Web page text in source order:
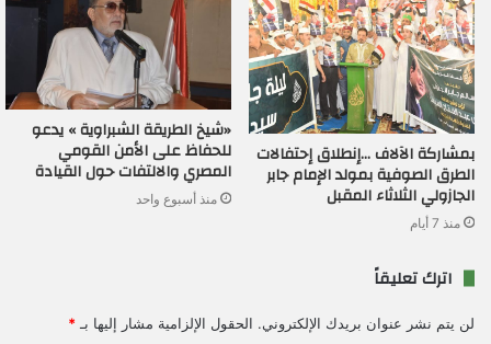
بمشاركة الآلاف …إنطلاق إحتفالات
الطرق الصوفية بمولد الإمام جابر
الجازولي الثلاثاء المقبل
منذ 7 أيام
«شيخ الطريقة الشبراوية » يدعو
للحفاظ على الأمن القومي
المصري والالتفات حول القيادة
منذ أسبوع واحد
اترك تعليقاً
لن يتم نشر عنوان بريدك الإلكتروني. الحقول الإلزامية مشار إليها بـ *